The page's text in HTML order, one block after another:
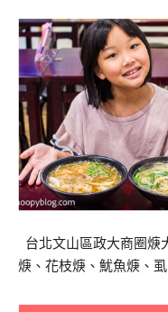
台北文山區政大商圈焿
焿、花枝焿、魷魚焿、